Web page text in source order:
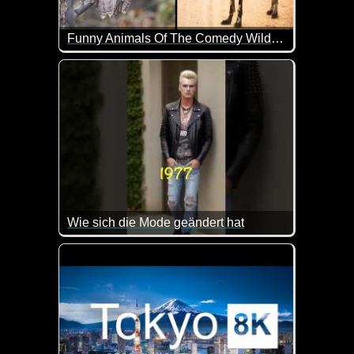
Funny Animals Of The Comedy Wildlife Photography Awards 2023
Hier wurde im richtigen Moment auf den Auslöser
Wie sich die Mode geändert hat
Super gemacht wie sich die Mode im Laufe der